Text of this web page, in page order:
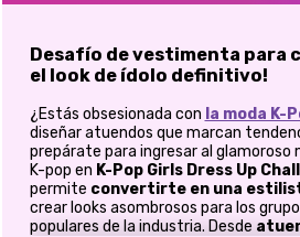
Desafío de vestimenta para
el look de ídolo definitivo!
¿Estás obsesionada con la moda K-
diseñar atuendos que marcan
prepárate para ingresar al glamoroso
K-pop en K-Pop Girls Dress Up
permite convertirte en una
crear looks asombrosos para los
populares de la industria. Desde